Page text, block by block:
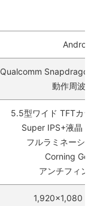
Qualcomm
動作周波
5.5型ワイド TFTカ
Super IPS+液晶
フルラミネーシ
Corning
アンチフィン
1,920×1,080ド